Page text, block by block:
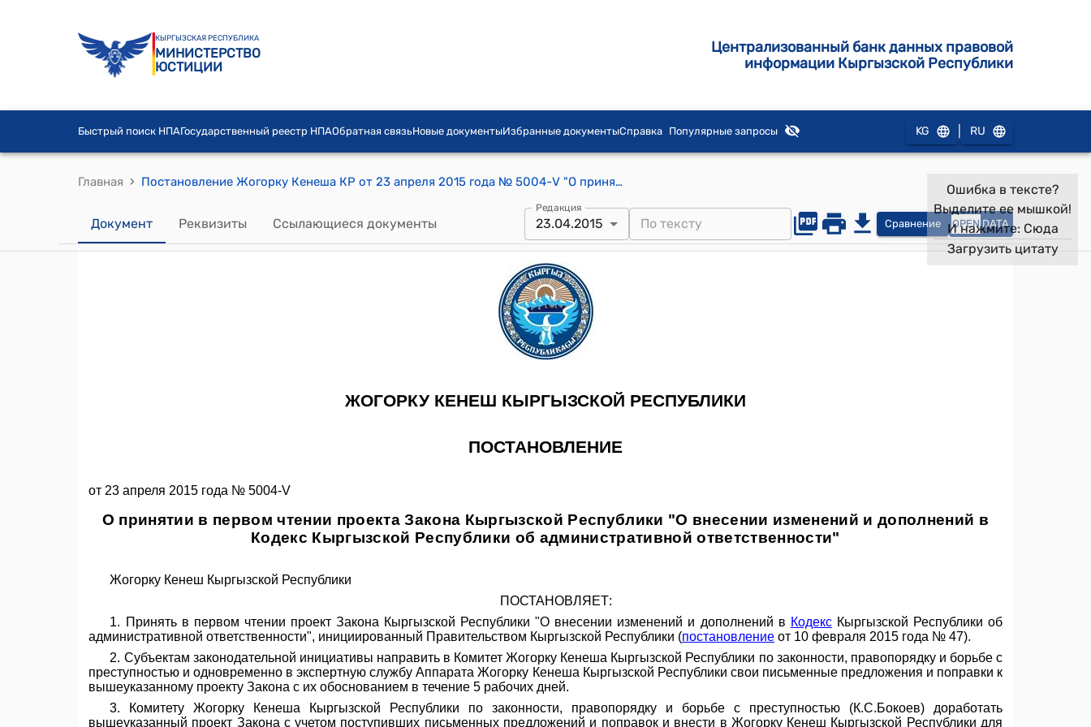
КЫРГЫЗСКАЯ РЕСПУБЛИКА
МИНИСТЕРСТВО
ЮСТИЦИИ
Централизованный банк данных правовой
информации Кыргызской Республики
Быстрый поиск НПАГосударственный реестр НПАОбратная связьНовые документыИзбранные документыСправка Популярные запросы KG RU
Главная › Постановление Жогорку Кенеша КР от 23 апреля 2015 года № 5004-V "О принятии в первом чтении проекта Закона Кыргызской Республики "О внесении изменений и дополнений в Кодекс Кыргызской Республики об административной ответственности"
Документ Реквизиты Ссылающиеся документы
Редакция
23.04.2015 Сравнение OPEN DATA
Ошибка в тексте?
Выделите ее мышкой!
И нажмите: Сюда
Загрузить цитату